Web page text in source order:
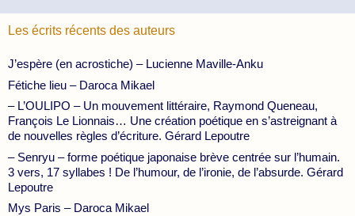
Les écrits récents des auteurs
J’espère (en acrostiche) – Lucienne Maville-Anku
Fétiche lieu – Daroca Mikael
– L’OULIPO – Un mouvement littéraire, Raymond Queneau,
François Le Lionnais… Une création poétique en s’astreignant à
de nouvelles règles d’écriture. Gérard Lepoutre
– Senryu – forme poétique japonaise brève centrée sur l’humain.
3 vers, 17 syllabes ! De l’humour, de l’ironie, de l’absurde. Gérard
Lepoutre
Mys Paris – Daroca Mikael